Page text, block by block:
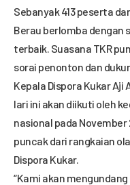
Sebanyak 413 peserta
Berau berlomba
terbaik. Suasana TKR
sorai penonton dan
Kepala Dispora Kukar Aji
lari ini akan diikuti oleh
nasional pada
puncak dari rangkaian
Dispora Kukar.
“Kami akan